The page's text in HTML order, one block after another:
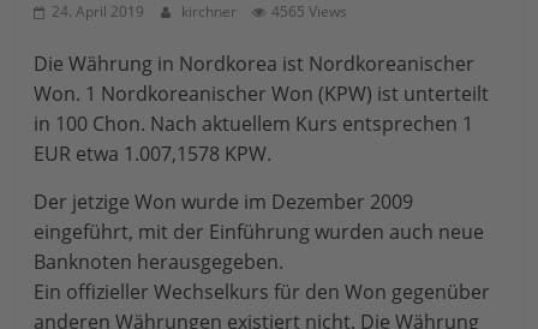
24. April 2019 kirchner 4565 Views
Die Währung in Nordkorea ist Nordkoreanischer
Won. 1 Nordkoreanischer Won (KPW) ist unterteilt
in 100 Chon. Nach aktuellem Kurs entsprechen 1
EUR etwa 1.007,1578 KPW.
Der jetzige Won wurde im Dezember 2009
eingeführt, mit der Einführung wurden auch neue
Banknoten herausgegeben.
Ein offizieller Wechselkurs für den Won gegenüber
anderen Währungen existiert nicht. Die Währung